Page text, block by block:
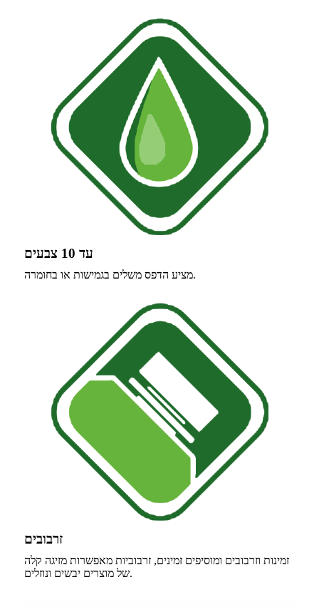
עד 10 צבעים
מציע הדפס משלים בגמישות או בחומרה.
זרבובים
זמינות וזרבובים ומוסיפים זמינים, זרבוביות מאפשרות מזיגה קלה
של מוצרים יבשים ונוזלים.